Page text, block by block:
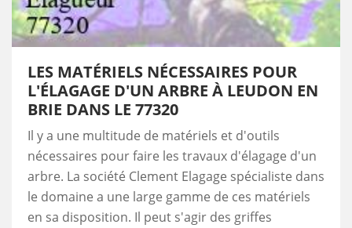
LES MATÉRIELS NÉCESSAIRES POUR
L'ÉLAGAGE D'UN ARBRE À LEUDON EN
BRIE DANS LE 77320
Il y a une multitude de matériels et d'outils
nécessaires pour faire les travaux d'élagage d'un
arbre. La société Clement Elagage spécialiste dans
le domaine a une large gamme de ces matériels
en sa disposition. Il peut s'agir des griffes